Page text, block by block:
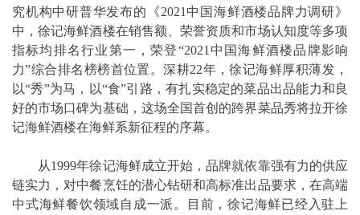
究机构中研普华发布的《2021中国海鲜酒楼品牌力调研》
中，徐记海鲜酒楼在销售额、荣誉资质和市场认知度等多项
指标均排名行业第一，荣登“2021中国海鲜酒楼品牌影响
力”综合排名榜榜首位置。深耕22年，徐记海鲜厚积薄发，
以“秀”为马，以“食”引路，有扎实稳定的菜品出品能力和良
好的市场口碑为基础，这场全国首创的跨界菜品秀将拉开徐
记海鲜酒楼在海鲜系新征程的序幕。
从1999年徐记海鲜成立开始，品牌就依靠强有力的供应
链实力，对中餐烹饪的潜心钻研和高标准出品要求，在高端
中式海鲜餐饮领域自成一派。目前，徐记海鲜已经入驻上